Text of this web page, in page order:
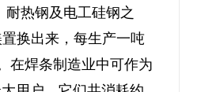
热钢及电工硅钢之
换出来，每生产一吨
在焊条制造业中可作为